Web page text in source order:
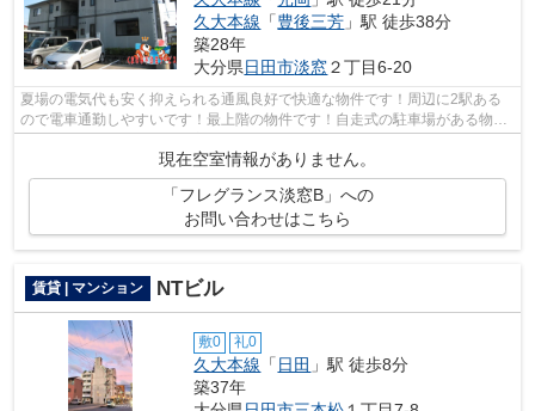
久大本線 「豊後三芳 」駅 徒歩38分
築28年
大分県日田市淡窓２丁目6-20
夏場の電気代も安く抑えられる通風良好で快適な物件です！周辺に2駅ある
ので電車通勤しやすいです！最上階の物件です！自走式の駐車場がある物件
現在空室情報がありません。
「フレグランス淡窓B」への
お問い合わせはこちら
賃貸 | マンション NTビル
敷0 礼0
久大本線 「 日田 」駅 徒歩8分
築37年